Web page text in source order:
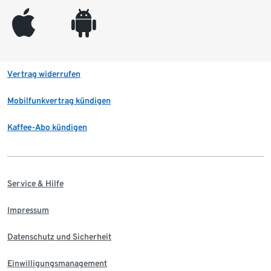
appleinc android
Vertrag widerrufen
Mobilfunkvertrag kündigen
Kaffee-Abo kündigen
Service & Hilfe
Impressum
Datenschutz und Sicherheit
Einwilligungsmanagement